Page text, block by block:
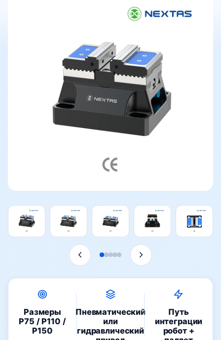
Размеры
P75 / P110 /
P150
Пневматический
или
гидравлический
Путь
интеграции
робот +